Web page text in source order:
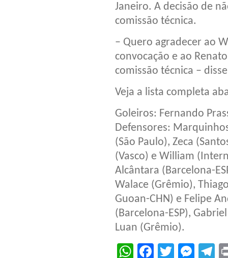
Janeiro. A decisão de
comissão técnica.
– Quero agradecer ao
convocação e ao
comissão técnica –
Veja a lista completa
Goleiros: Fernando
Defensores:
(São Paulo), Zeca
(Vasco) e William
Alcântara (Barcelona-
Walace (Grêmio),
Guoan-CHN) e Felipe
(Barcelona-ESP),
Luan (Grêmio).
WhatsApp
Facebook
Twitter